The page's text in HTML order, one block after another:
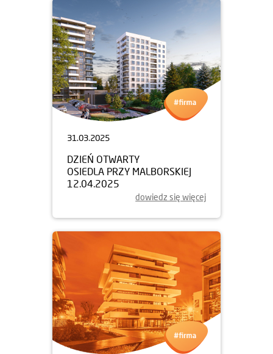
31.03.2025
DZIEŃ OTWARTY
OSIEDLA PRZY MALBORSKIEJ
12.04.2025
dowiedz się więcej